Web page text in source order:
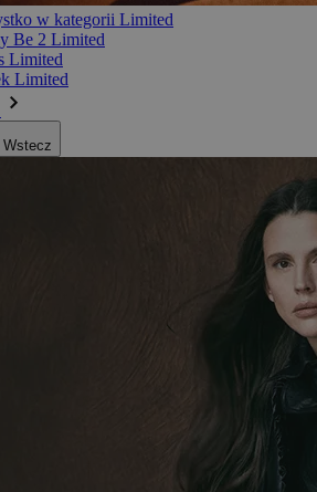
w kategorii Limited
Be 2 Limited
Limited
Limited
Wstecz